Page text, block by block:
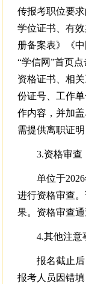
传报考职位要
学位证书、有
册备案表》《
“学信网”首页
资格证书、相
份证号、工作
作内容，并加
需提供离职证
3.资格审查
单位于
进行资格审查
果。资格审查
4.其他注意
报名截止
报考人员因错